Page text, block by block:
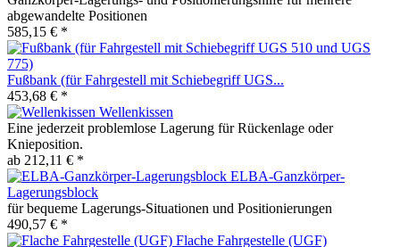
abgewandelte Positionen
585,15 € *
Fußbank (für Fahrgestell mit Schiebegriff UGS...
453,68 € *
Wellenkissen
Eine jederzeit problemlose Lagerung für Rückenlage oder
Knieposition.
ab 212,11 € *
ELBA-Ganzkörper-
Lagerungsblock
für bequeme Lagerungs-Situationen und Positionierungen
490,57 € *
Flache Fahrgestelle (UGF)